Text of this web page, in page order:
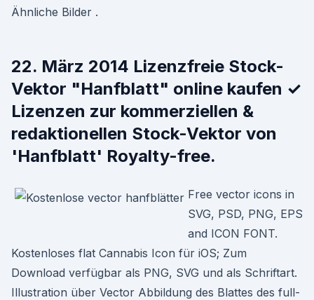
Ähnliche Bilder .
22. März 2014 Lizenzfreie Stock-
Vektor "Hanfblatt" online kaufen ✓
Lizenzen zur kommerziellen &
redaktionellen Stock-Vektor von
'Hanfblatt' Royalty-free.
Free vector icons in
SVG, PSD, PNG, EPS
and ICON FONT.
Kostenloses flat Cannabis Icon für iOS; Zum
Download verfügbar als PNG, SVG und als Schriftart.
Illustration über Vector Abbildung des Blattes des full-